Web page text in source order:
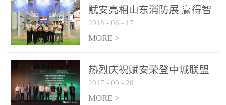
更早的进行预警，达到早
报早防的效果。 系统构
成示意图： 图像型火灾
和监控端两大部分组成。
两者之间通过以太网相
联，一台监控主机最多可
赋安亮相山东消防展 赢得智
慧消防新荣耀
2018 - 06 - 17
MORE >
热烈庆祝赋安荣登中城联盟
联合采购战略合作平台
2017 - 09 - 28
MORE >